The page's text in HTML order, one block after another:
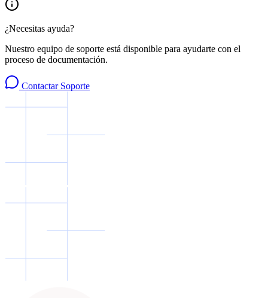
¿Necesitas ayuda?
Nuestro equipo de soporte está disponible para ayudarte con el
proceso de documentación.
Contactar Soporte